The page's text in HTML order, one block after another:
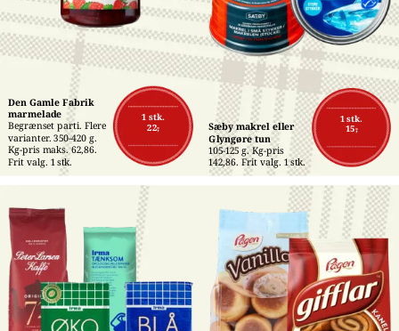
1 stk.
22,-
Den Gamle Fabrik
marmelade
Begrænset parti. Flere
varianter. 350-420 g.
Kg-pris maks. 62,86.
Frit valg. 1 stk.
1 stk.
15,-
Sæby makrel eller
Glyngøre tun
105-125 g. Kg-pris
142,86. Frit valg. 1 stk.